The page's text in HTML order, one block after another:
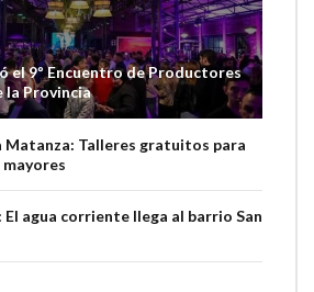
el 9º Encuentro de Productores
la Provincia
Matanza: Talleres gratuitos para
El agua corriente llega al barrio San